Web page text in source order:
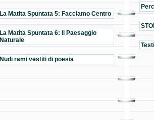
La Matita Spuntata 5: Facciamo Centro
La Matita Spuntata 6: Il Paesaggio
Naturale
Nudi rami vestiti di poesia